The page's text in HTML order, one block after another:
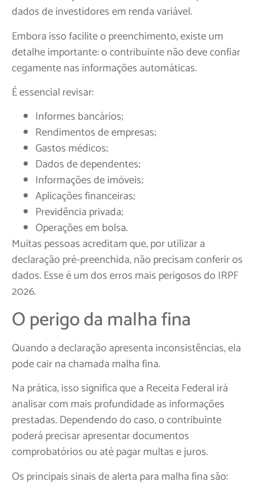
dados de investidores em renda variável.
Embora isso facilite o preenchimento, existe um
detalhe importante: o contribuinte não deve confiar
cegamente nas informações automáticas.
É essencial revisar:
Informes bancários;
Rendimentos de empresas;
Gastos médicos;
Dados de dependentes;
Informações de imóveis;
Aplicações financeiras;
Previdência privada;
Operações em bolsa.
Muitas pessoas acreditam que, por utilizar a
declaração pré-preenchida, não precisam conferir os
dados. Esse é um dos erros mais perigosos do IRPF
2026.
O perigo da malha fina
Quando a declaração apresenta inconsistências, ela
pode cair na chamada malha fina.
Na prática, isso significa que a Receita Federal irá
analisar com mais profundidade as informações
prestadas. Dependendo do caso, o contribuinte
poderá precisar apresentar documentos
comprobatórios ou até pagar multas e juros.
Os principais sinais de alerta para malha fina são: